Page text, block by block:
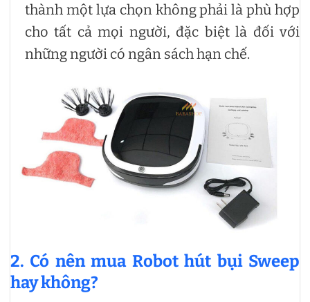
thành một lựa chọn không phải là phù hợp
cho tất cả mọi người, đặc biệt là đối với
những người có ngân sách hạn chế.
2. Có nên mua Robot hút bụi Sweep
hay không?